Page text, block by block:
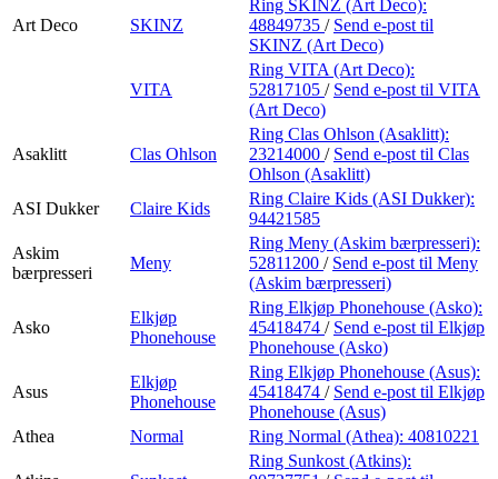
Art Deco SKINZ
Ring SKINZ (Art Deco):
48849735 / Send e-post til
SKINZ (Art Deco)
VITA
Ring VITA (Art Deco):
52817105 / Send e-post til VITA
(Art Deco)
Asaklitt Clas Ohlson
Ring Clas Ohlson (Asaklitt):
23214000 / Send e-post til Clas
Ohlson (Asaklitt)
ASI Dukker
Claire Kids
Ring Claire Kids (ASI Dukker):
94421585
Askim
bærpresseri
Meny
Ring Meny (Askim bærpresseri):
52811200 / Send e-post til Meny
(Askim bærpresseri)
Asko
Elkjøp
Phonehouse
Ring Elkjøp Phonehouse (Asko):
45418474 / Send e-post til Elkjøp
Phonehouse (Asko)
Asus
Elkjøp
Phonehouse
Ring Elkjøp Phonehouse (Asus):
45418474 / Send e-post til Elkjøp
Phonehouse (Asus)
Athea
Normal Ring Normal (Athea): 40810221
Ring Sunkost (Atkins):